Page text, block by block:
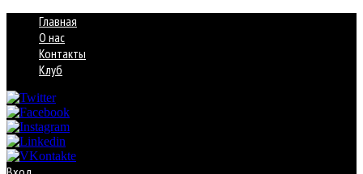
Главная
О нас
Контакты
Клуб